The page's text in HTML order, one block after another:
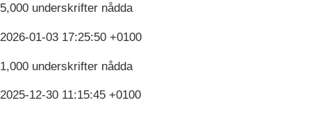
5,000 underskrifter nådda
2026-01-03 17:25:50 +0100
1,000 underskrifter nådda
2025-12-30 11:15:45 +0100